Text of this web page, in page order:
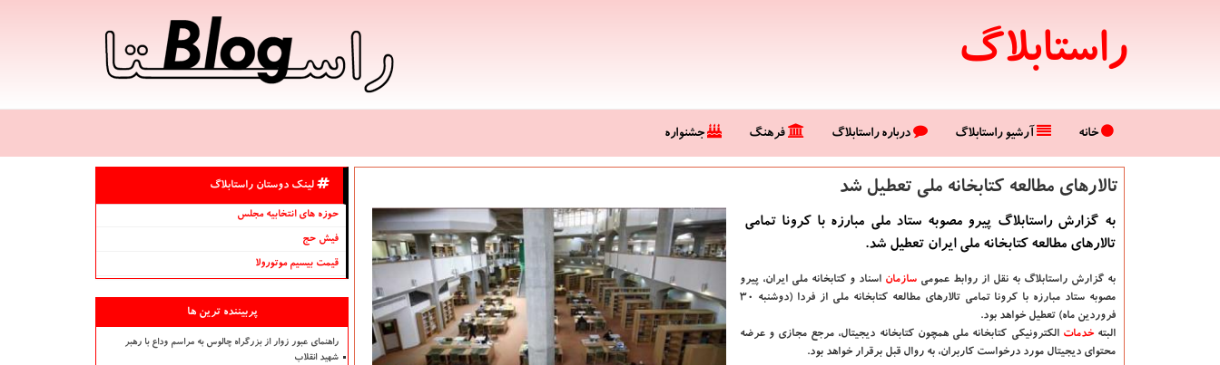
راستابلاگ
خانه آرشیو راستابلاگ درباره راستابلاگ فرهنگ جشنواره
تالارهای مطالعه كتابخانه ملی تعطیل شد
به گزارش راستابلاگ پیرو مصوبه ستاد ملی مبارزه با کرونا تمامی
تالارهای مطالعه کتابخانه ملی ایران تعطیل شد.
به گزارش راستابلاگ به نقل از روابط عمومیسازمان اسناد و کتابخانه ملی ایران، پیرو
مصوبه ستاد مبارزه با کرونا تمامی تالارهای مطالعه کتابخانه ملی از فردا (دوشنبه ۳۰
فروردین ماه) تعطیل خواهد بود.
البتهخدمات الکترونیکی کتابخانه ملی همچون کتابخانه دیجیتال، مرجع مجازی و عرضه
محتوای دیجیتال مورد درخواست کاربران، به روال قبل برقرار خواهد بود.
لینک دوستان راستابلاگ
حوزه های انتخابیه مجلس
فیش حج
قیمت بیسیم موتورولا
پربیننده ترین ها
راهنمای عبور زوار از بزرگراه چالوس به مراسم وداع با رهبر
شهید انقلاب